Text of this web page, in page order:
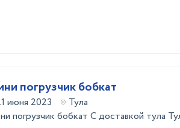
погрузчик бобкат
июня 2023
Тула
погрузчик бобкат С доставкой тула